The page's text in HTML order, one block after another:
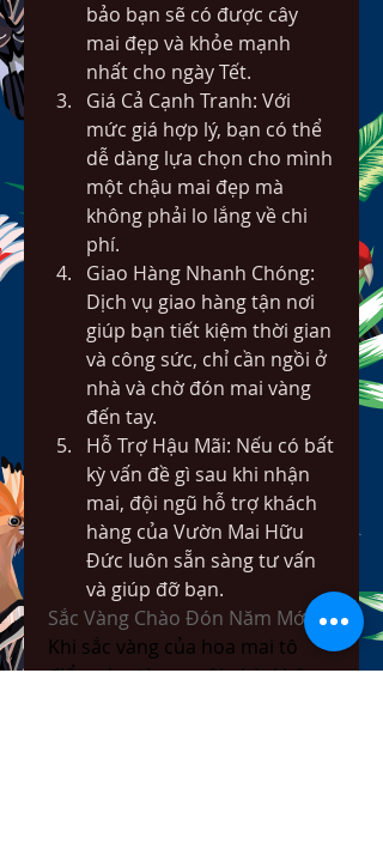
bảo bạn sẽ có được cây
mai đẹp và khỏe mạnh
nhất cho ngày Tết.
Giá Cả Cạnh Tranh: Với
mức giá hợp lý, bạn có thể
dễ dàng lựa chọn cho mình
một chậu mai đẹp mà
không phải lo lắng về chi
phí.
Giao Hàng Nhanh Chóng:
Dịch vụ giao hàng tận nơi
giúp bạn tiết kiệm thời gian
và công sức, chỉ cần ngồi ở
nhà và chờ đón mai vàng
đến tay.
Hỗ Trợ Hậu Mãi: Nếu có bất
kỳ vấn đề gì sau khi nhận
mai, đội ngũ hỗ trợ khách
hàng của Vườn Mai Hữu
Đức luôn sẵn sàng tư vấn
và giúp đỡ bạn.
Sắc Vàng Chào Đón Năm Mới
Khi sắc vàng của hoa mai tô
điểm cho từng ngôi nhà, không